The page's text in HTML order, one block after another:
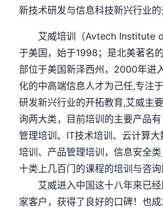
新技术研发与信息科技新兴行业的
艾威培训（Avtech Institute
于美国，始于1998；是北美著名
部位于美国新泽西州，2000年进
化的中高端信息人才为己任,专注
研发新兴行业的开拓教育,艾威主
询两大类，目前培训的主要产品
管理培训、IT技术培训、云计算
培训、产品管理培训，信息安全
十类上几百门的课程的培训与咨询
艾威进入中国这十八年来已经
家客户，获得了良好的口碑！也